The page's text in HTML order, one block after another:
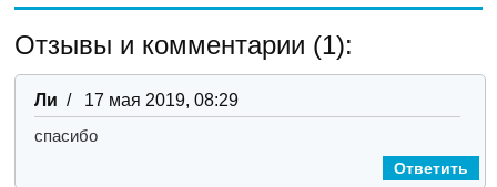
Отзывы и комментарии (1):
Ли/ 17 мая 2019, 08:29
спасибо
Ответить